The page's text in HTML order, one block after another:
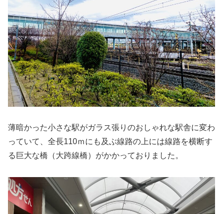
薄暗かった小さな駅がガラス張りのおしゃれな駅舎に変わ
っていて、全長110ｍにも及ぶ線路の上には線路を横断す
る巨大な橋（大跨線橋）がかかっておりました。